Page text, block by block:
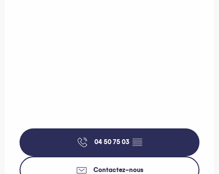
04 50 75 03 ▒▒
Contactez-nous